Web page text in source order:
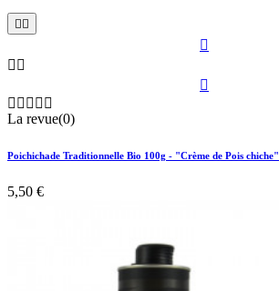
 

 

    
La revue(0)
Poichichade Traditionnelle Bio 100g - "Crème de Pois chiche"
5,50 €